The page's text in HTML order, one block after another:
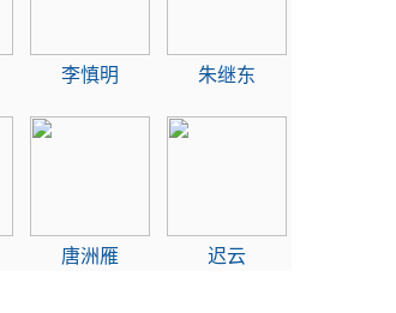
李慎明 朱继东
唐洲雁 迟云